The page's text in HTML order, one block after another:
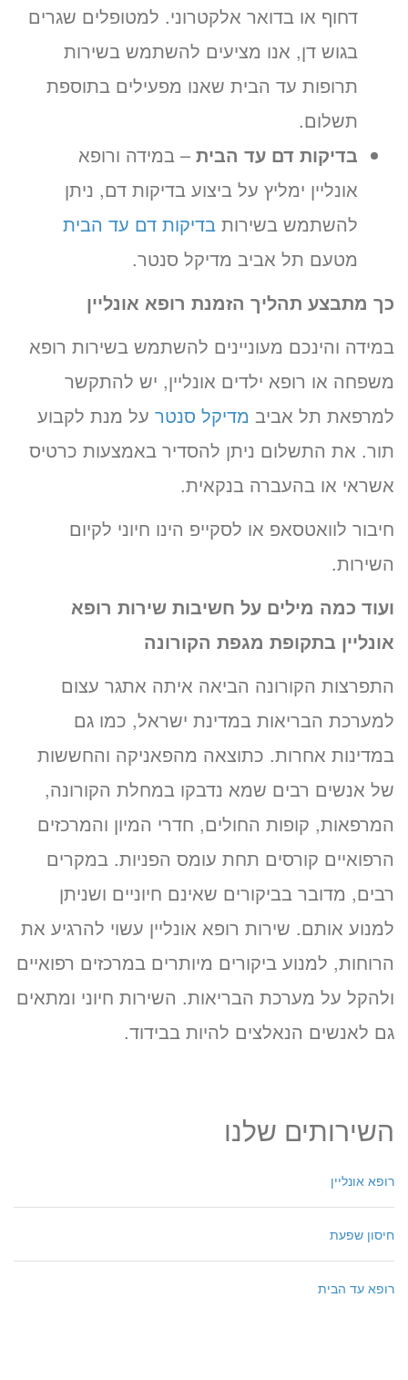
דחוף או בדואר אלקטרוני. למטופלים שגרים
בגוש דן, אנו מציעים להשתמש בשירות
תרופות עד הבית שאנו מפעילים בתוספת
תשלום.
בדיקות דם עד הבית – במידה ורופא
אונליין ימליץ על ביצוע בדיקות דם, ניתן
להשתמש בשירות בדיקות דם עד הבית
מטעם תל אביב מדיקל סנטר.
כך מתבצע תהליך הזמנת רופא אונליין
במידה והינכם מעוניינים להשתמש בשירות רופא
משפחה או רופא ילדים אונליין, יש להתקשר
למרפאת תל אביב מדיקל סנטר על מנת לקבוע
תור. את התשלום ניתן להסדיר באמצעות כרטיס
אשראי או בהעברה בנקאית.
חיבור לוואטסאפ או לסקייפ הינו חיוני לקיום
השירות.
ועוד כמה מילים על חשיבות שירות רופא
אונליין בתקופת מגפת הקורונה
התפרצות הקורונה הביאה איתה אתגר עצום
למערכת הבריאות במדינת ישראל, כמו גם
במדינות אחרות. כתוצאה מהפאניקה והחששות
של אנשים רבים שמא נדבקו במחלת הקורונה,
המרפאות, קופות החולים, חדרי המיון והמרכזים
הרפואיים קורסים תחת עומס הפניות. במקרים
רבים, מדובר בביקורים שאינם חיוניים ושניתן
למנוע אותם. שירות רופא אונליין עשוי להרגיע את
הרוחות, למנוע ביקורים מיותרים במרכזים רפואיים
ולהקל על מערכת הבריאות. השירות חיוני ומתאים
גם לאנשים הנאלצים להיות בבידוד.
השירותים שלנו
רופא אונליין
חיסון שפעת
רופא עד הבית